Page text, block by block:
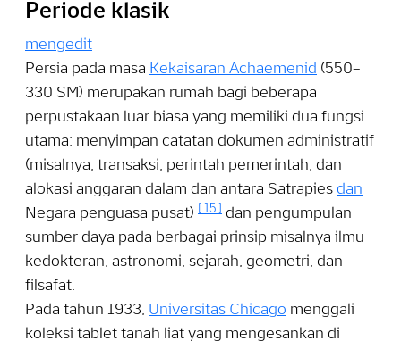
Periode klasik
mengedit
Persia pada masa Kekaisaran Achaemenid (550–
330 SM) merupakan rumah bagi beberapa
perpustakaan luar biasa yang memiliki dua fungsi
utama: menyimpan catatan dokumen administratif
(misalnya, transaksi, perintah pemerintah, dan
alokasi anggaran dalam dan antara Satrapies dan
Negara penguasa pusat)
15
dan pengumpulan
sumber daya pada berbagai prinsip misalnya ilmu
kedokteran, astronomi, sejarah, geometri, dan
filsafat.
Pada tahun 1933, Universitas Chicago menggali
koleksi tablet tanah liat yang mengesankan di